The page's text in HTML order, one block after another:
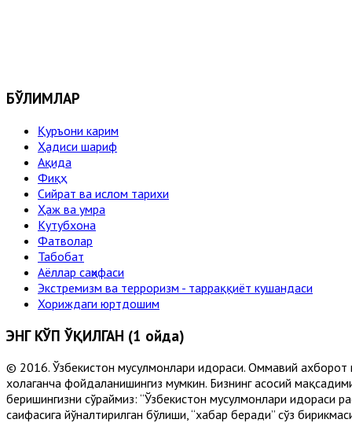
БЎЛИМЛАР
Қуръони карим
Ҳадиси шариф
Ақида
Фиқҳ
Сийрат ва ислом тарихи
Ҳаж ва умра
Кутубхона
Фатволар
Табобат
Аёллар саҳифаси
Экстремизм ва терроризм - тарраққиёт кушандаси
Хориждаги юртдошим
ЭНГ КЎП ЎҚИЛГАН (1 ойда)
© 2016. Ўзбекистон мусулмонлари идораси. Оммавий ахборот
хоҳлаганча фойдаланишингиз мумкин. Бизнинг асосий
беришингизни сўраймиз: “Ўзбекистон мусулмонлари идораси
саҳифасига йўналтирилган бўлиши, “хабар беради” сўз